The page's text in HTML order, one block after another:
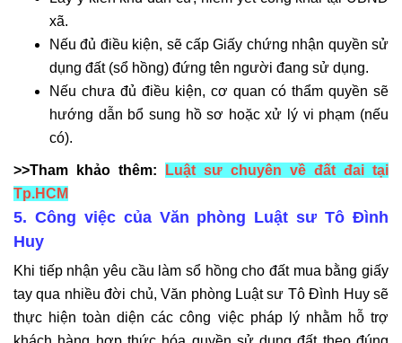
xã.
Nếu đủ điều kiện, sẽ cấp Giấy chứng nhận quyền sử
dụng đất (sổ hồng) đứng tên người đang sử dụng.
Nếu chưa đủ điều kiện, cơ quan có thẩm quyền sẽ
hướng dẫn bổ sung hồ sơ hoặc xử lý vi phạm (nếu
có).
>>Tham khảo thêm:
Luật sư chuyên về đất đai tại
Tp.HCM
5. Công việc của Văn phòng Luật sư Tô Đình
Huy
Khi tiếp nhận yêu cầu làm sổ hồng cho đất mua bằng giấy
tay qua nhiều đời chủ, Văn phòng Luật sư Tô Đình Huy sẽ
thực hiện toàn diện các công việc pháp lý nhằm hỗ trợ